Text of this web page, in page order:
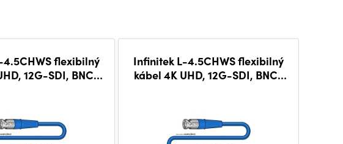
flexibilný
12G-SDI, BNC-
Infinitek L-4.5CHWS flexibilný
kábel 4K UHD, 12G-SDI, BNC-